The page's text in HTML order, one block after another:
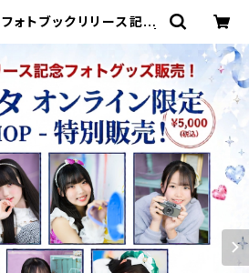
フォトブックリリース記念
JAPAN PUBLISHING